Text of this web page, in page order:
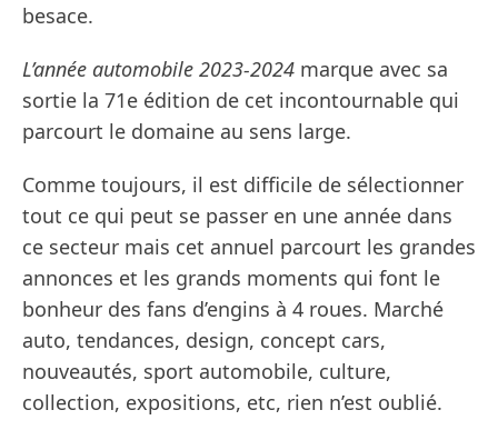
besace.
L’année automobile 2023-2024 marque avec sa
sortie la 71e édition de cet incontournable qui
parcourt le domaine au sens large.
Comme toujours, il est difficile de sélectionner
tout ce qui peut se passer en une année dans
ce secteur mais cet annuel parcourt les grandes
annonces et les grands moments qui font le
bonheur des fans d’engins à 4 roues. Marché
auto, tendances, design, concept cars,
nouveautés, sport automobile, culture,
collection, expositions, etc, rien n’est oublié.